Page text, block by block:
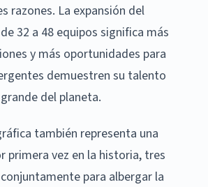
razones. La expansión del
32 a 48 equipos significa más
y más oportunidades para
demuestren su talento
del planeta.
también representa una
primera vez en la historia, tres
para albergar la